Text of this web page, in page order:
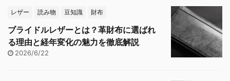
レザー 読み物 豆知識 財布
ブライドルレザーとは？革財布に選ばれ
る理由と経年変化の魅力を徹底解説
2026/6/22